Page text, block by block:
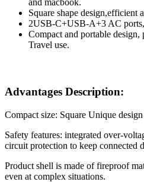
Square shape design,efficient
2USB-C+USB-A+3 AC
Compact and portable
Travel use.
Advantages Description:
Compact size: Square Unique
Safety features: integrated over-
circuit protection to keep connected
Product shell is made of fireproof
even at complex situations.